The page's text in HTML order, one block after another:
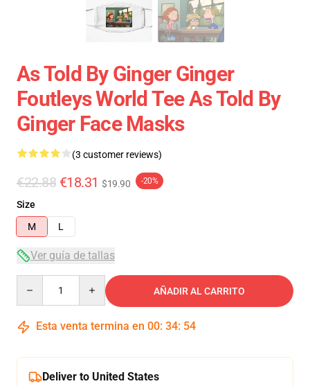
As Told By Ginger Ginger
Foutleys World Tee As Told By
Ginger Face Masks
(3 customer reviews)
€22.88 €18.31 $19.90 -20%
Size
M
L
Ver guía de tallas
AÑADIR AL CARRITO
Esta venta termina en 00: 34: 54
Deliver to United States